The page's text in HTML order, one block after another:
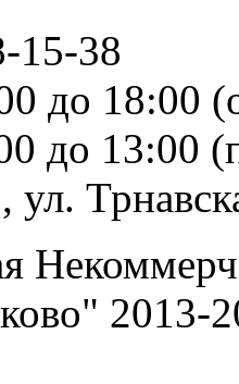
15-38
до 18:00
до 13:00
ул.
2013-